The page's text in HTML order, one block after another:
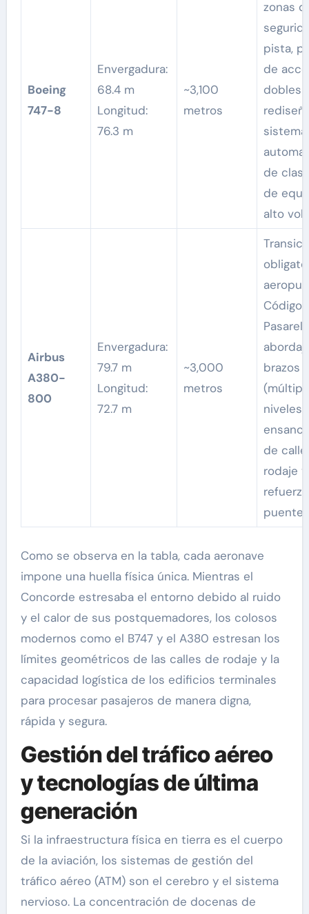
Boeing
747-8
Envergadura:
68.4 m
Longitud:
76.3 m
~3,100
metros
zonas
pista,
de
dobles
de
de
alto
Airbus
A380-
800
Envergadura:
79.7 m
Longitud:
72.7 m
~3,000
metros
Código
brazos
niveles),
de
rodaje y
Como se observa en la tabla, cada aeronave
impone una huella física única. Mientras el
Concorde estresaba el entorno debido al ruido
y el calor de sus postquemadores, los colosos
modernos como el B747 y el A380 estresan los
límites geométricos de las calles de rodaje y la
capacidad logística de los edificios terminales
para procesar pasajeros de manera digna,
rápida y segura.
Gestión del tráfico aéreo
y tecnologías de última
generación
Si la infraestructura física en tierra es el cuerpo
de la aviación, los sistemas de gestión del
tráfico aéreo (ATM) son el cerebro y el sistema
nervioso. La concentración de docenas de